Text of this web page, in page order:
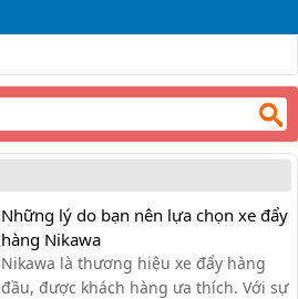
Những lý do bạn nên lựa chọn xe đẩy
hàng Nikawa
Nikawa là thương hiệu xe đẩy hàng
đầu, được khách hàng ưa thích. Với sự